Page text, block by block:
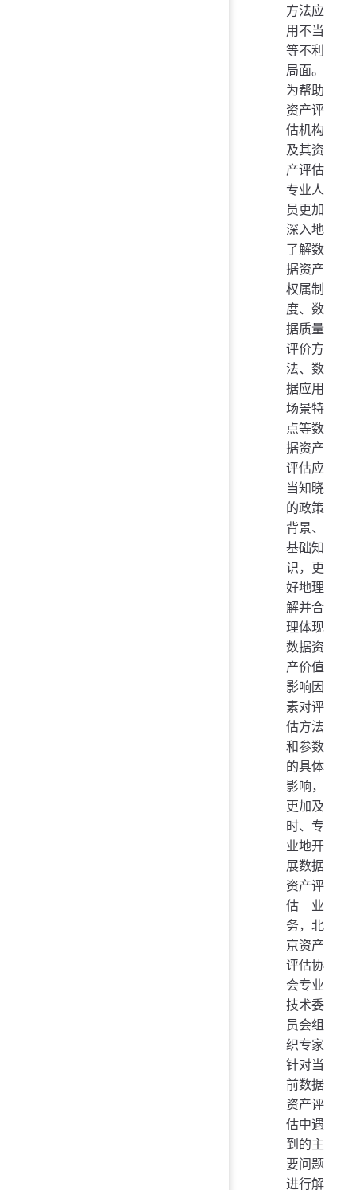
方法应
用不当
等不利
局面。
为帮助
资产评
估机构
及其资
产评估
专业人
员更加
深入地
了解数
据资产
权属制
度、数
据质量
评价方
法、数
据应用
场景特
点等数
据资产
评估应
当知晓
的政策
背景、
基础知
识，更
好地理
解并合
理体现
数据资
产价值
影响因
素对评
估方法
和参数
的具体
影响，
更加及
时、专
业地开
展数据
资产评
估业
务，北
京资产
评估协
会专业
技术委
员会组
织专家
针对当
前数据
资产评
估中遇
到的主
要问题
进行解